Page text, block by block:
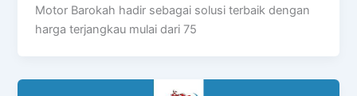
Motor Barokah hadir sebagai solusi terbaik dengan
harga terjangkau mulai dari 75